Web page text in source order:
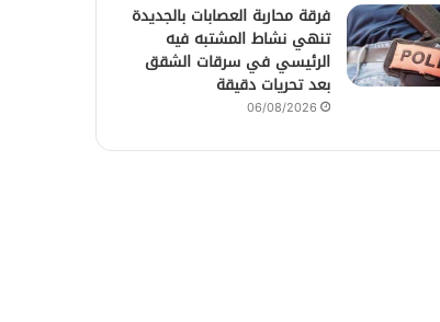
فرقة محاربة العصابات بالجديدة
تنهي نشاط المشتبه فيه
الرئيسي في سرقات الشقق
بعد تحريات دقيقة
06/08/2026